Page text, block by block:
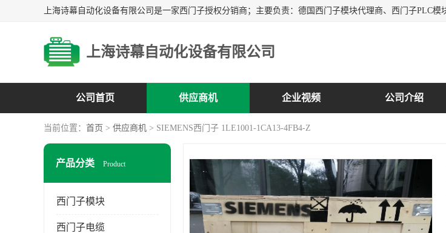
上海诗幕自动化设备有限公司
公司首页 供应商机 企业视频 公司介绍
当前位置： 首页 > 供应商机 > SIEMENS西门子 1LE1001-1CA13-4FB4-Z
产品分类 Product
西门子模块
西门子电缆